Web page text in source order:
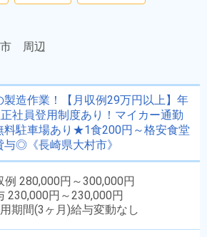
市 周辺
製造作業！【月収例29万円以上】年
社員登用制度あり！マイカー通勤
料駐車場あり★1食200円～格安食堂
◎《長崎県大村市》
例 280,000円～300,000円
230,000円～230,000円
期間(3ヶ月)給与変動なし